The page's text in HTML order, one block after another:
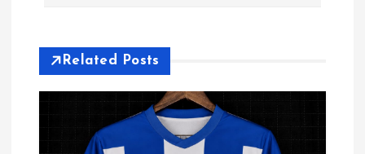
Related Posts